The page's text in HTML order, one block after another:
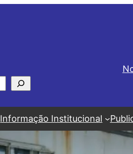
Informação Institucional